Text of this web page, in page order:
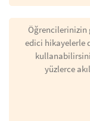
Öğrencilerinizin
edici hikayelerle
yüzlerce